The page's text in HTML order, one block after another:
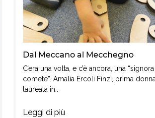
Dal Meccano al Mecchegno
C’era una volta, e c’è ancora, una
comete”. Amalia Ercoli Finzi, prima
laureata in..
Leggi di più